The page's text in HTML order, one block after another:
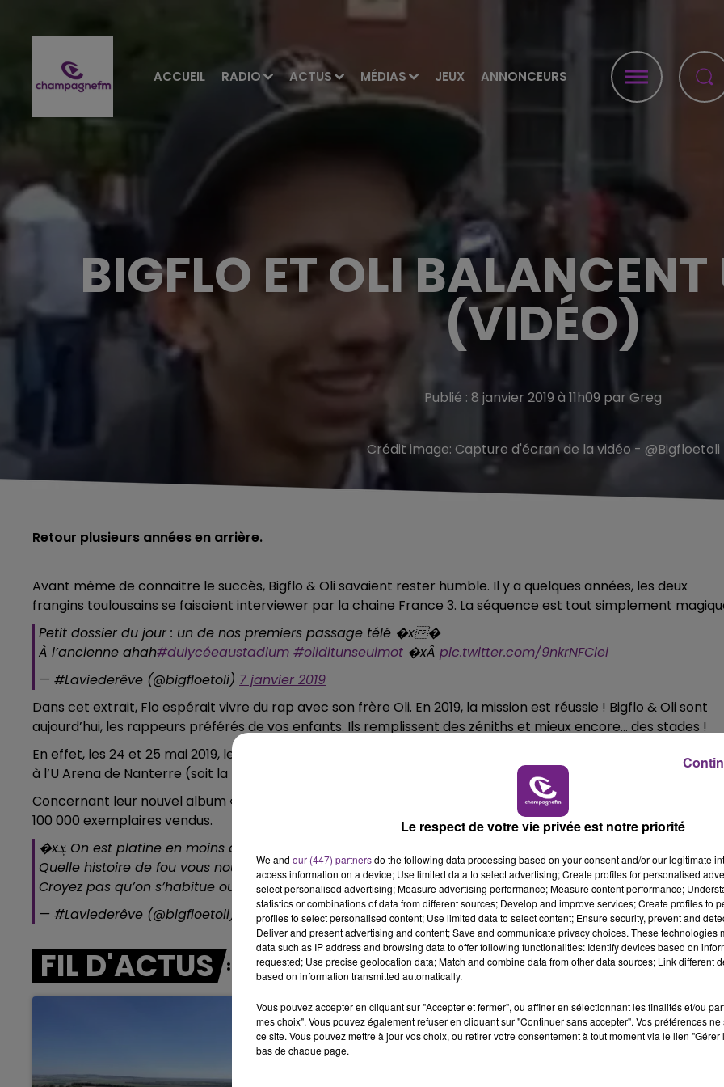
ACCUEIL RADIO ACTUS MÉDIAS JEUX ANNONCEURS
6h00 - 10h00
LA FAMILLE LE TICKET DE CAISSE
BIGFLO ET OLI
(VIDÉO)
Publié : 8 janvier 2019 à 11h09 par Greg
Crédit image: Capture d'écran de la vidéo - @Bigfloetoli
Retour plusieurs années en arrière.
Avant même de connaitre le succès, Bigflo & Oli savaient rester humble. Il y a quelques années, les deux
frangins toulousains se faisaient interviewer par la chaine France 3. La séquence est tout simplement
Petit dossier du jour : un de nos premiers passage télé �x�
À l’ancienne ahah#dulycéeaustadium #oliditunseulmot �xÂ pic.twitter.com/9nkrNFCiei
— #Laviederêve (@bigfloetoli) 7 janvier 2019
Dans cet extrait, Flo espérait vivre du rap avec son frère Oli. En 2019, la mission est réussie ! Bigflo & Oli sont
aujourd’hui, les rappeurs préférés de vos enfants. Ils remplissent des zéniths et mieux encore… des stades !
En effet, les 24 et 25 mai 2019, les deux frères seront en concert au Stadium de Toulouse et le 26 octobre 2019,
à l’U Arena de Nanterre (soit la plus grande salle d’Europe).
Concernant leur nouvel album « La vie de rêve » ? L’album disque de platine en 1 mois seulement soit plus de
100 000 exemplaires vendus.
�xܮ On est platine en moins d’un mois...
Quelle histoire de fou vous nous faites vivre... c’est au delà de tout ce qu’on aurait pu imaginer, vraiment...
Croyez pas qu’on s’habitue ou qu’on trouve ça normal, merci �x"ÈxÈpic.twitter.com/IyUjBoR6Ld
— #Laviederêve (@bigfloetoli)
21 décembre 2018
FIL D'ACTUS
Le respect de votre vie privée est notre priorité
We and our (447) partnersdo the following data processing based on your consent and/or our legitimate
access information on a device; Use limited data to select advertising; Create profiles for personalised
select personalised advertising; Measure advertising performance; Measure content performance;
statistics or combinations of data from different sources; Develop and improve services; Create profiles to
profiles to select personalised content; Use limited data to select content; Ensure security, prevent and
Deliver and present advertising and content; Save and communicate privacy choices. These technologies
data such as IP address and browsing data to offer following functionalities: Identify devices based on
requested; Use precise geolocation data; Match and combine data from other data sources; Link different
based on information transmitted automatically.
Vous pouvez accepter en cliquant sur "Accepter et fermer", ou affiner en sélectionnant les finalités et/ou
mes choix". Vous pouvez également refuser en cliquant sur "Continuer sans accepter". Vos préférences
ce site. Vous pouvez mettre à jour vos choix, ou retirer votre consentement à tout moment via le lien
bas de chaque page.